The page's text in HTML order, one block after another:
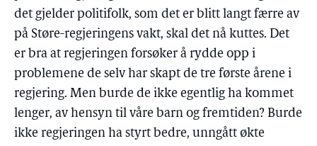
det gjelder politifolk, som det er blitt langt færre av
på Støre-regjeringens vakt, skal det nå kuttes. Det
er bra at regjeringen forsøker å rydde opp i
problemene de selv har skapt de tre første årene i
regjering. Men burde de ikke egentlig ha kommet
lenger, av hensyn til våre barn og fremtiden? Burde
ikke regjeringen ha styrt bedre, unngått økte